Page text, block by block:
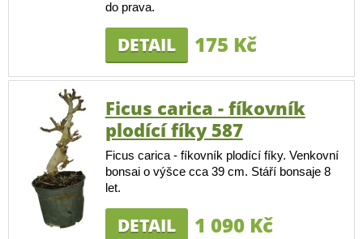
do prava.
DETAIL 175 Kč
Ficus carica - fíkovník
plodící fíky 587
Ficus carica - fíkovník plodící fíky. Venkovní
bonsai o výšce cca 39 cm. Stáří bonsaje 8
let.
DETAIL 1 090 Kč